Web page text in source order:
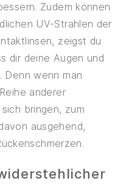
Zudem können
UV-Strahlen der
zeigst du
dir deine Augen und
Denn wenn man
anderer
bringen, zum
ausgehend,